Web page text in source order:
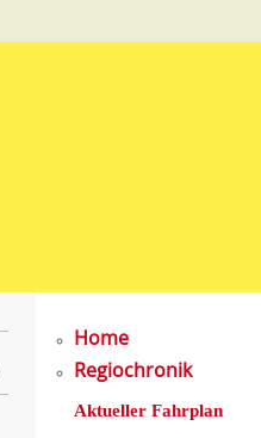
Home
Regiochronik
Aktueller Fahrplan